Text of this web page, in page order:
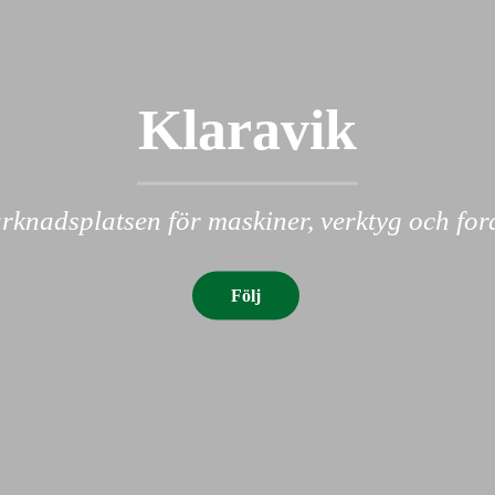
Klaravik
för maskiner, verktyg och
Följ